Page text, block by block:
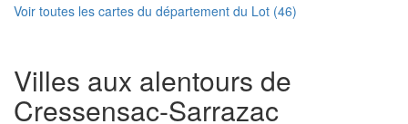
Voir toutes les cartes du département du Lot (46)
Villes aux alentours de
Cressensac-Sarrazac